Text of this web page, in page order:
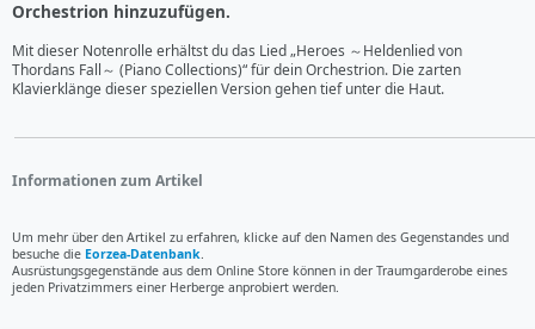
Orchestrion hinzuzufügen.
Mit dieser Notenrolle erhältst du das Lied „Heroes ～Heldenlied von
Thordans Fall～ (Piano Collections)“ für dein Orchestrion. Die zarten
Klavierklänge dieser speziellen Version gehen tief unter die Haut.
Informationen zum Artikel
Um mehr über den Artikel zu erfahren, klicke auf den Namen des Gegenstandes und
besuche die Eorzea-Datenbank.
Ausrüstungsgegenstände aus dem Online Store können in der Traumgarderobe eines
jeden Privatzimmers einer Herberge anprobiert werden.